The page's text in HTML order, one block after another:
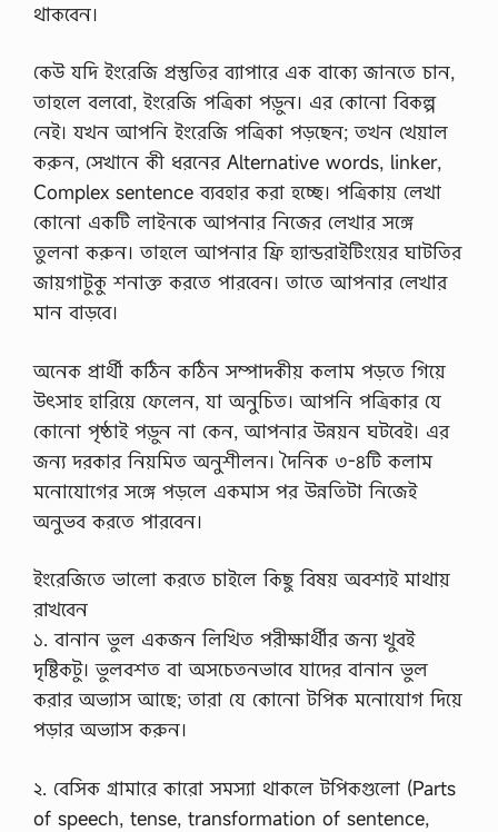
থাকবেন।
কেউ যদি ইংরেজি প্রস্তুতির ব্যাপারে এক বাক্যে জানতে চান,
তাহলে বলবো, ইংরেজি পত্রিকা পড়ুন। এর কোনো বিকল্প
নেই। যখন আপনি ইংরেজি পত্রিকা পড়ছেন; তখন খেয়াল
করুন, সেখানে কী ধরনের Alternative words, linker,
Complex sentence ব্যবহার করা হচ্ছে। পত্রিকায় লেখা
কোনো একটি লাইনকে আপনার নিজের লেখার সঙ্গে
তুলনা করুন। তাহলে আপনার ফ্রি হ্যান্ডরাইটিংয়ের ঘাটতির
জায়গাটুকু শনাক্ত করতে পারবেন। তাতে আপনার লেখার
মান বাড়বে।
অনেক প্রার্থী কঠিন কঠিন সম্পাদকীয় কলাম পড়তে গিয়ে
উৎসাহ হারিয়ে ফেলেন, যা অনুচিত। আপনি পত্রিকার যে
কোনো পৃষ্ঠাই পড়ুন না কেন, আপনার উন্নয়ন ঘটবেই। এর
জন্য দরকার নিয়মিত অনুশীলন। দৈনিক ৩-৪টি কলাম
মনোযোগের সঙ্গে পড়লে একমাস পর উন্নতিটা নিজেই
অনুভব করতে পারবেন।
ইংরেজিতে ভালো করতে চাইলে কিছু বিষয় অবশ্যই মাথায়
রাখবেন
১. বানান ভুল একজন লিখিত পরীক্ষার্থীর জন্য খুবই
দৃষ্টিকটু। ভুলবশত বা অসচেতনভাবে যাদের বানান ভুল
করার অভ্যাস আছে; তারা যে কোনো টপিক মনোযোগ দিয়ে
পড়ার অভ্যাস করুন।
২. বেসিক গ্রামারে কারো সমস্যা থাকলে টপিকগুলো (Parts
of speech, tense, transformation of sentence,